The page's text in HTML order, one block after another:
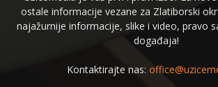
ostale informacije vezane za Zlatiborski
najažurnije informacije, slike i video, pravo
događaja!
Kontaktirajte nas: